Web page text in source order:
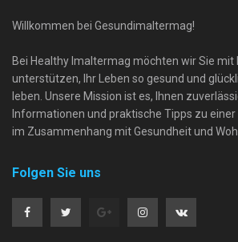
Willkommen bei Gesundimaltermag!
Bei Healthy Imaltermag möchten wir Sie
unterstützen, Ihr Leben so gesund und
leben. Unsere Mission ist es, Ihnen
Informationen und praktische Tipps zu
im Zusammenhang mit Gesundheit und
Folgen Sie uns